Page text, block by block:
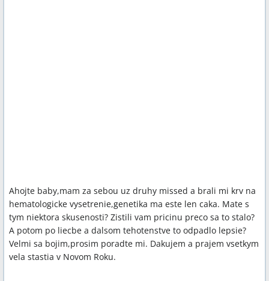
Ahojte baby,mam za sebou uz druhy missed a brali mi krv na
hematologicke vysetrenie,genetika ma este len caka. Mate s
tym niektora skusenosti? Zistili vam pricinu preco sa to stalo?
A potom po liecbe a dalsom tehotenstve to odpadlo lepsie?
Velmi sa bojim,prosim poradte mi. Dakujem a prajem vsetkym
vela stastia v Novom Roku.